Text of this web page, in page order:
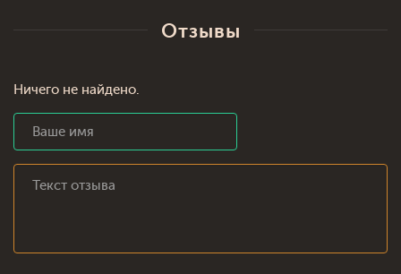
Отзывы
Ничего не найдено.